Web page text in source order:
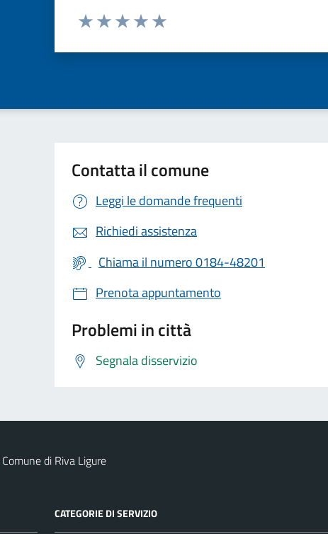
Valuta da 1 a 5 stelle la pagina
Contatta il comune
Leggi le domande frequenti
Richiedi assistenza
Chiama il numero 0184-48201
Prenota appuntamento
Problemi in città
Segnala disservizio
Comune di Riva Ligure
CATEGORIE DI SERVIZIO